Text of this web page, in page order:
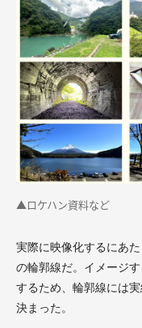
▲ロケハン資料など
実際に映像化するにあ
の輪郭線だ。イメージ
するため、輪郭線には
決まった。